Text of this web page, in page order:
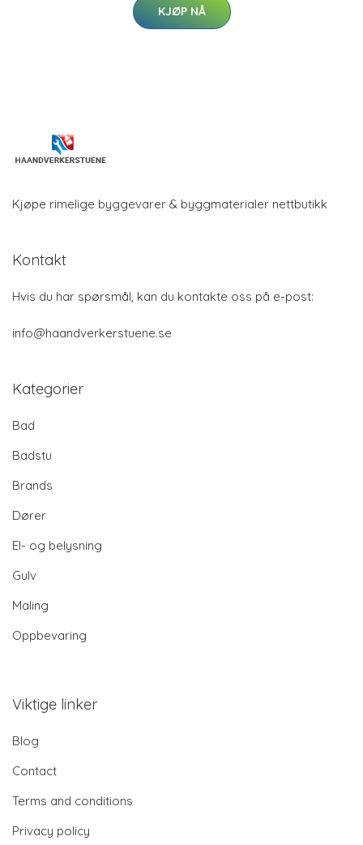
KJØP NÅ
Kjøpe rimelige byggevarer & byggmaterialer nettbutikk
Kontakt
Hvis du har spørsmål, kan du kontakte oss på e-post:
info@haandverkerstuene.se
Kategorier
Bad
Badstu
Brands
Dører
El- og belysning
Gulv
Maling
Oppbevaring
Viktige linker
Blog
Contact
Terms and conditions
Privacy policy